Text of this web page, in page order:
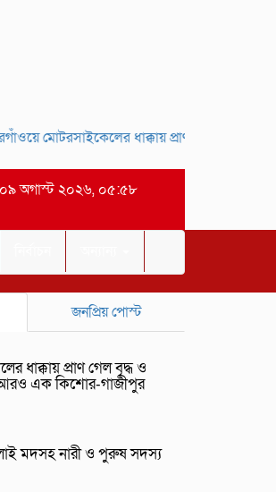
মোটরসাইকেলের ধাক্কায় প্রাণ গেল বৃদ্ধ ও
মাহফিল অনুষ্ঠিত।-গাজীপুর সংবাদ
০৯ অগাস্ট ২০২৬, ০৫:৫৮
জনপ্রিয় পোস্ট
ধাক্কায় প্রাণ গেল বৃদ্ধ ও
এক কিশোর-গাজীপুর
মদসহ নারী ও পুরুষ সদস্য